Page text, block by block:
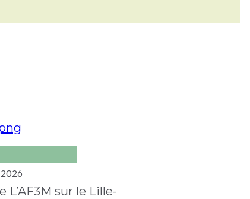
2026
L’AF3M sur le Lille-